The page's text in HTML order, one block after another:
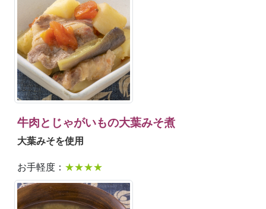
牛肉とじゃがいもの大葉みそ煮
大葉みそを使用
お手軽度： ★★★★